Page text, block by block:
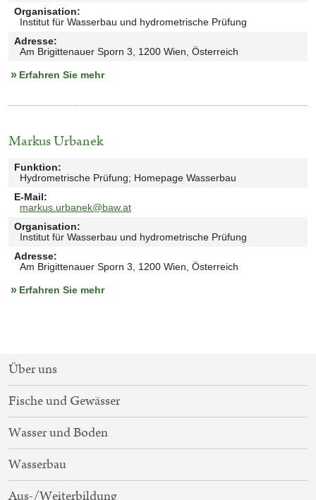
Organisation:
Institut für Wasserbau und hydrometrische Prüfung
Adresse:
Am Brigittenauer Sporn 3, 1200 Wien, Österreich
Erfahren Sie mehr
Markus Urbanek
Funktion:
Hydrometrische Prüfung; Homepage Wasserbau
E-Mail:
markus.urbanek@baw.at
Organisation:
Institut für Wasserbau und hydrometrische Prüfung
Adresse:
Am Brigittenauer Sporn 3, 1200 Wien, Österreich
Erfahren Sie mehr
SITEMAP-
NAVIGATION
Über uns
Fische und Gewässer
Wasser und Boden
Wasserbau
Aus-/Weiterbildung